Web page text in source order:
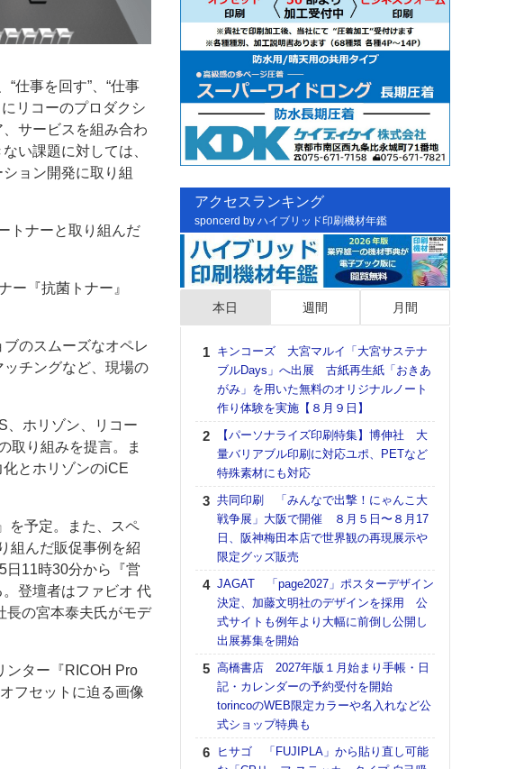
仕事を回す”、“仕事
リコーのプロダクシ
サービスを組み合わ
い課題に対しては、
ョン開発に取り組
トナーと取り組んだ
ー『抗菌トナー』
のスムーズなオペレ
チングなど、現場の
、ホリゾン、リコー
取り組みを提言。ま
とホリゾンのiCE
を予定。また、スペ
組んだ販促事例を紹
日11時30分から『営
登壇者はファビオ 代
長の宮本泰夫氏がモデ
ンター『RICOH Pro
フセットに迫る画像
アクセスランキング
sponcerd by ハイブリッド印刷機材年鑑
本日 週間 月間
キンコーズ 大宮マルイ「大宮サステナ
ブルDays」へ出展 古紙再生紙「おきあ
がみ」を用いた無料のオリジナルノート
作り体験を実施【８月９日】
【パーソナライズ印刷特集】博伸社 大
量バリアブル印刷に対応ユポ、PETなど
特殊素材にも対応
共同印刷 「みんなで出撃！にゃんこ大
戦争展」大阪で開催 ８月５日〜８月17
日、阪神梅田本店で世界観の再現展示や
限定グッズ販売
JAGAT 「page2027」ポスターデザイン
決定、加藤文明社のデザインを採用 公
式サイトも例年より大幅に前倒し公開し
出展募集を開始
高橋書店 2027年版１月始まり手帳・日
記・カレンダーの予約受付を開始
torincoのWEB限定カラーや名入れなど公
式ショップ特典も
ヒサゴ 「FUJIPLA」から貼り直し可能